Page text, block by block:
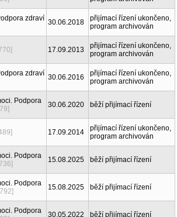
zdraví 30.06.2018
přijímací řízení ukončeno,
program archivován
17.09.2013
přijímací řízení ukončeno,
program archivován
zdraví 30.06.2016
přijímací řízení ukončeno,
program archivován
Podpora
30.06.2020 běží přijímací řízení
17.09.2014
přijímací řízení ukončeno,
program archivován
Podpora
15.08.2025 běží přijímací řízení
Podpora
15.08.2025 běží přijímací řízení
Podpora
30.05.2022 běží přijímací řízení